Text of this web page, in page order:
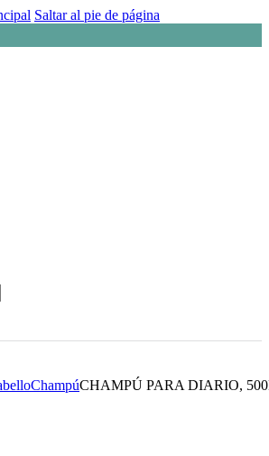
Saltar al pie de página
ChampúCHAMPÚ PARA DIARIO,